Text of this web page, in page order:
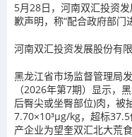
5月28日，河南双汇投资
歉声明，称“配合政府部门
河南双汇投资发展股份有
黑龙江省市场监督管理局
（2026年第7期）显示，
后臀尖或坐臀部位)肉，被
7.70×10³μg/kg，超标
产企业为望奎双汇北大荒